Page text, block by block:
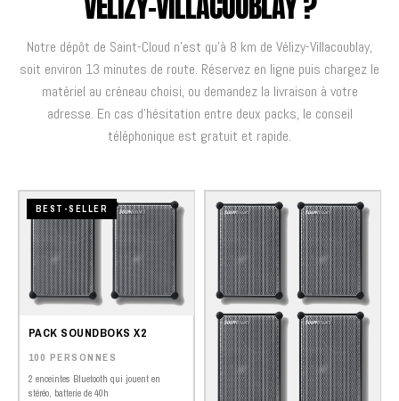
Notre dépôt de Saint-Cloud n'est qu'à 8 km de Vélizy-Villacoublay,
soit environ 13 minutes de route. Réservez en ligne puis chargez le
matériel au créneau choisi, ou demandez la livraison à votre
adresse. En cas d'hésitation entre deux packs, le conseil
téléphonique est gratuit et rapide.
BEST-SELLER
PACK SOUNDBOKS X2
100 PERSONNES
2 enceintes Bluetooth qui jouent en
stéréo, batterie de 40h